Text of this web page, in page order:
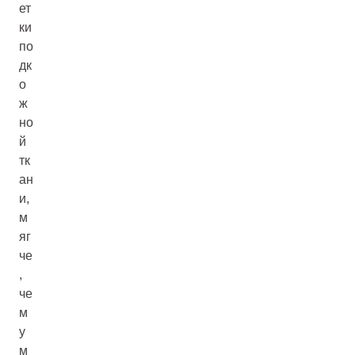
ет
ки
по
дк
о
ж
но
й
тк
ан
и,
м
яг
че
,
че
м
у
м